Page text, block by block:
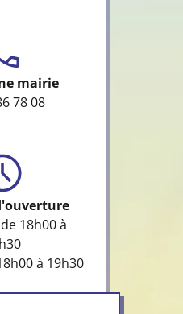
mairie
78 08
18h00 à
à 19h30